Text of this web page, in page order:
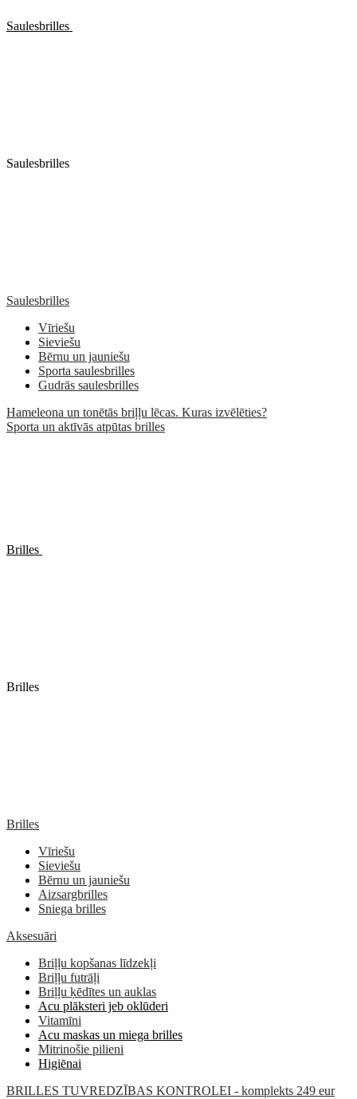
Saulesbrilles
Saulesbrilles
Saulesbrilles
Vīriešu
Sieviešu
Bērnu un jauniešu
Sporta saulesbrilles
Gudrās saulesbrilles
Hameleona un tonētās briļļu lēcas. Kuras izvēlēties?
Sporta un aktīvās atpūtas brilles
Brilles
Brilles
Brilles
Vīriešu
Sieviešu
Bērnu un jauniešu
Aizsargbrilles
Sniega brilles
Aksesuāri
Briļļu kopšanas līdzekļi
Briļļu futrāļi
Briļļu ķēdītes un auklas
Acu plāksteri jeb oklūderi
Vitamīni
Acu maskas un miega brilles
Mitrinošie pilieni
Higiēnai
BRILLES TUVREDZĪBAS KONTROLEI - komplekts 249 eur